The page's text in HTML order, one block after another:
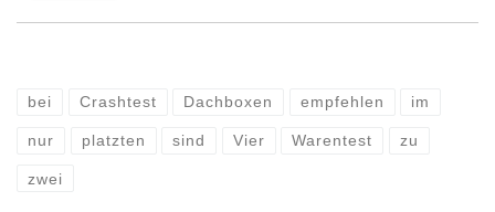
bei Crashtest Dachboxen empfehlen im
nur platzten sind Vier Warentest zu
zwei